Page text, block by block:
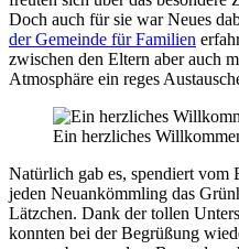
Doch auch für sie war Neues
der Gemeinde für Familien
zwischen den Eltern aber auch
Atmosphäre ein reges
Ein herzliches
Natürlich gab es, spendiert
jeden Neuankömmling das
Lätzchen. Dank der tollen
konnten bei der Begrüßung